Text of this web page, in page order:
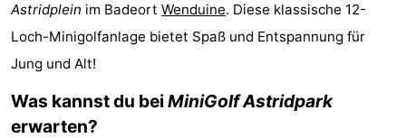
Beachside
-
Blankenberger
-
Astridplein im Badeort Wenduine. Diese klassische 12-
Loch-Minigolfanlage bietet Spaß und Entspannung für
Jung und Alt!
Was kannst du bei MiniGolf Astridpark
erwarten?